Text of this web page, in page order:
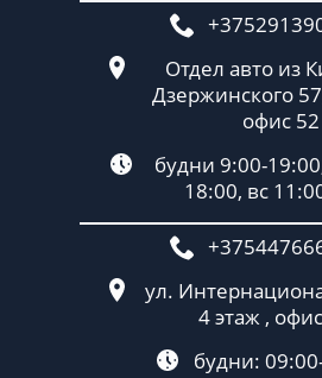
Отдел авто из
Дзержинского
офис 52
будни 9:00-
18:00, вс
ул.
4 этаж ,
будни: